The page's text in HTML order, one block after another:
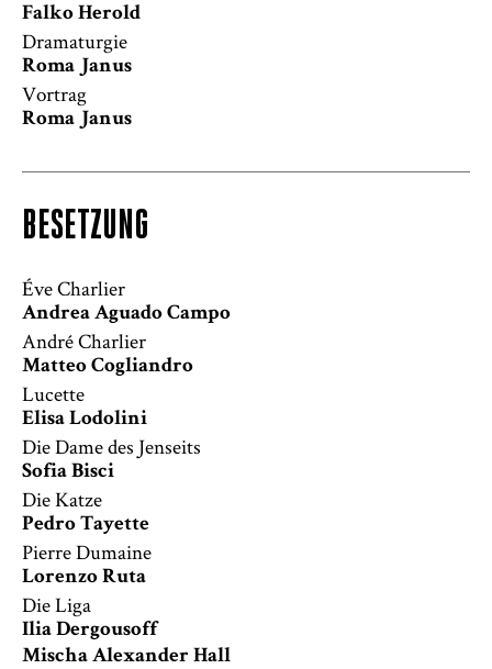
Falko Herold
Dramaturgie
Roma Janus
Vortrag
Roma Janus
BESETZUNG
Éve Charlier
Andrea Aguado Campo
André Charlier
Matteo Cogliandro
Lucette
Elisa Lodolini
Die Dame des Jenseits
Sofia Bisci
Die Katze
Pedro Tayette
Pierre Dumaine
Lorenzo Ruta
Die Liga
Ilia Dergousoff
Mischa Alexander Hall